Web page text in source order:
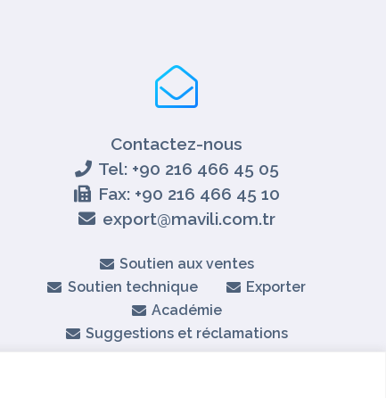
Contactez-nous
Tel: +90 216 466 45 05
Fax: +90 216 466 45 10
export@mavili.com.tr
Soutien aux ventes
Soutien technique
Exporter
Académie
Suggestions et réclamations